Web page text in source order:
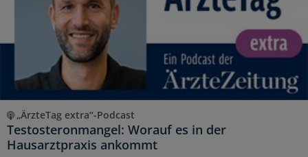
„ÄrzteTag extra“-Podcast
Testosteronmangel: Worauf es in der
Hausarztpraxis ankommt